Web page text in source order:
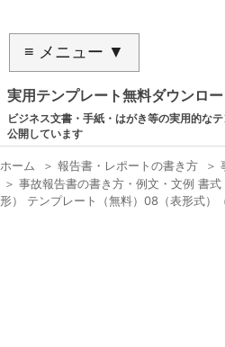
≡ メニュー ▼
実用テンプレート無料ダウンロ
ビジネス文書・手紙・はがき等の実用的な
公開しています
ホーム ＞ 報告書・レポートの書き方 ＞
＞ 事故報告書の書き方・例文・文例 書
形） テンプレート（無料）08（表形式）